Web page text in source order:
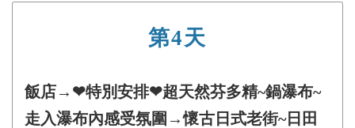
第4天
飯店→❤特別安排❤超天然芬多精~鍋瀑布~
走入瀑布內感受氛圍→懷古日式老街~日田